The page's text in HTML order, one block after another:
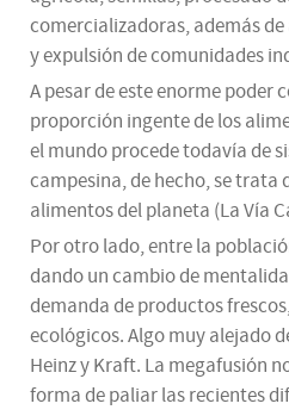
comercializadoras, además
y expulsión de comunidades
A pesar de este enorme poder
proporción ingente de los
el mundo procede todavía de
campesina, de hecho, se trata
alimentos del planeta (La Vía
Por otro lado, entre la
dando un cambio de
demanda de productos
ecológicos. Algo muy alejado
Heinz y Kraft. La megafusión
forma de paliar las recientes